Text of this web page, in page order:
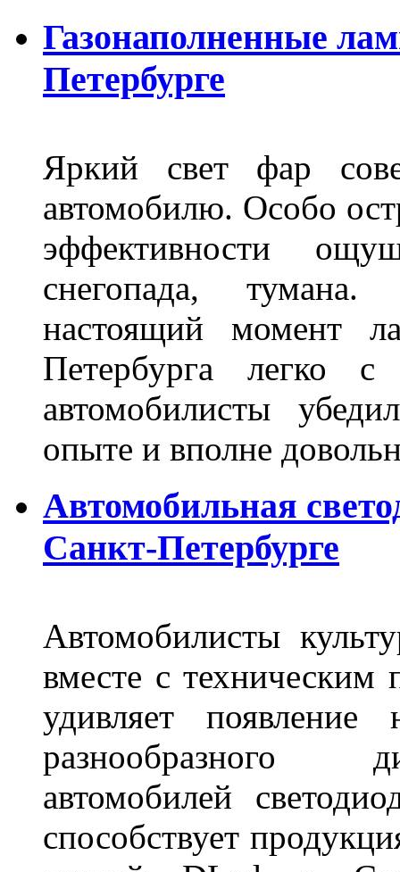
Газонаполненные
Петербурге
Яркий свет фар
автомобилю. Особо
эффективности
снегопада,
настоящий момент
Петербурга легко
автомобилисты
опыте и вполне
Автомобильная
Санкт-Петербурге
Автомобилисты
вместе с техническим
удивляет
разнообразного
автомобилей
способствует